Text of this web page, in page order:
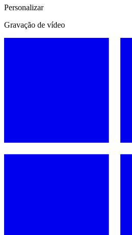
Personalizar
Gravação de vídeo